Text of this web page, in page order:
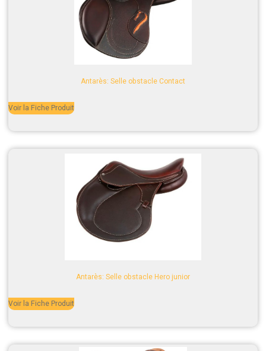
Antarès: Selle obstacle Contact
Voir la Fiche Produit
Antarès: Selle obstacle Hero junior
Voir la Fiche Produit